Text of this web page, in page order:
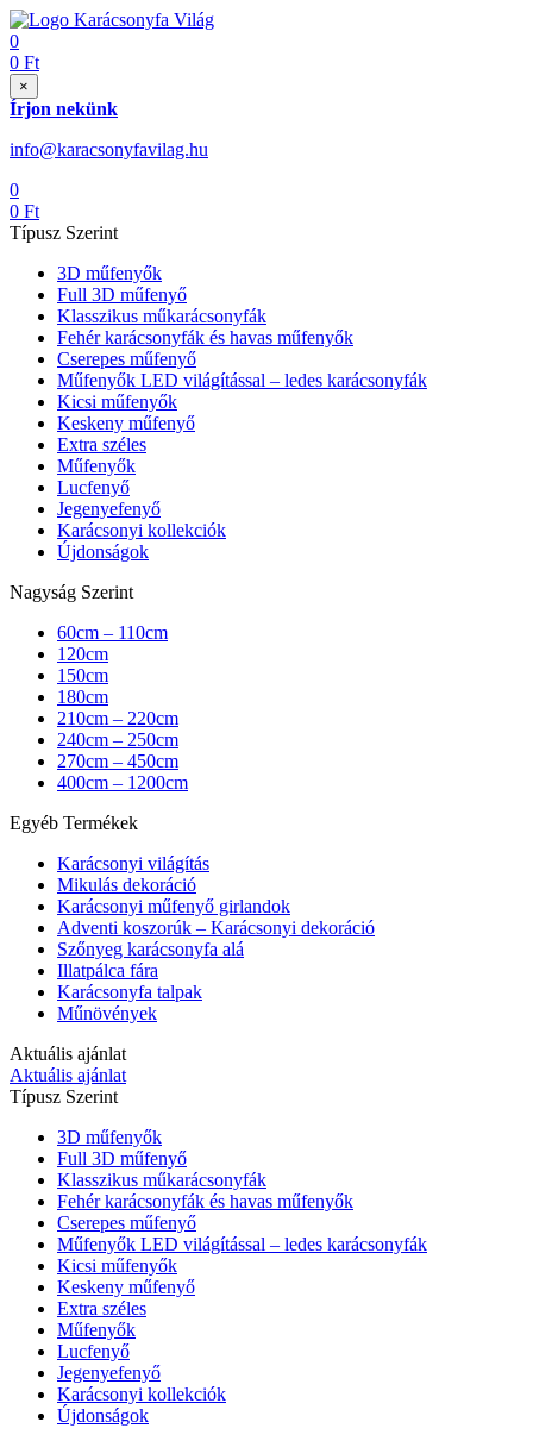
0
0 Ft
×
Írjon nekünk
info@karacsonyfavilag.hu
0
0 Ft
Típusz Szerint
3D műfenyők
Full 3D műfenyő
Klasszikus műkarácsonyfák
Fehér karácsonyfák és havas műfenyők
Cserepes műfenyő
Műfenyők LED világítással – ledes karácsonyfák
Kicsi műfenyők
Keskeny műfenyő
Extra széles
Műfenyők
Lucfenyő
Jegenyefenyő
Karácsonyi kollekciók
Újdonságok
Nagyság Szerint
60cm – 110cm
120cm
150cm
180cm
210cm – 220cm
240cm – 250cm
270cm – 450cm
400cm – 1200cm
Egyéb Termékek
Karácsonyi világítás
Mikulás dekoráció
Karácsonyi műfenyő girlandok
Adventi koszorúk – Karácsonyi dekoráció
Szőnyeg karácsonyfa alá
Illatpálca fára
Karácsonyfa talpak
Műnövények
Aktuális ajánlat
Aktuális ajánlat
Típusz Szerint
3D műfenyők
Full 3D műfenyő
Klasszikus műkarácsonyfák
Fehér karácsonyfák és havas műfenyők
Cserepes műfenyő
Műfenyők LED világítással – ledes karácsonyfák
Kicsi műfenyők
Keskeny műfenyő
Extra széles
Műfenyők
Lucfenyő
Jegenyefenyő
Karácsonyi kollekciók
Újdonságok